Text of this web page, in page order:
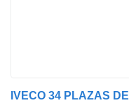
IVECO 34 PLAZAS